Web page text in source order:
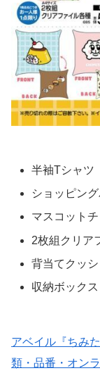
半袖Tシャ
ショッピン
マスコット
2枚組クリ
背当てクッ
収納ボック
アベイル『ちみ
類・品番・オン